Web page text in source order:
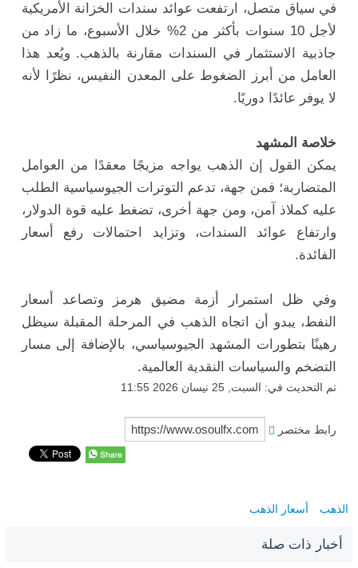
في سياق متصل، ارتفعت عوائد سندات الخزانة الأمريكية
لأجل 10 سنوات بأكثر من 2% خلال الأسبوع، ما زاد من
جاذبية الاستثمار في السندات مقارنة بالذهب. ويُعد هذا
العامل من أبرز الضغوط على المعدن النفيس، نظرًا لأنه
لا يوفر عائدًا دوريًا.
خلاصة المشهد
يمكن القول إن الذهب يواجه مزيجًا معقدًا من العوامل
المتضاربة؛ فمن جهة، تدعم التوترات الجيوسياسية الطلب
عليه كملاذ آمن، ومن جهة أخرى، تضغط عليه قوة الدولار،
وارتفاع عوائد السندات، وتزايد احتمالات رفع أسعار
الفائدة.
وفي ظل استمرار أزمة مضيق هرمز وتصاعد أسعار
النفط، يبدو أن اتجاه الذهب في المرحلة المقبلة سيظل
رهينًا بتطورات المشهد الجيوسياسي، بالإضافة إلى مسار
التضخم والسياسات النقدية العالمية.
تم التحديث في: السبت, 25 نيسان 2026 11:55
رابط مختصر
الذهب أسعار الذهب
أخبار ذات صلة